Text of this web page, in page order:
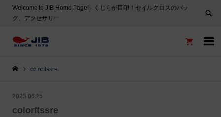
Welcome to JIB Home Page! ‐ くじらが目印！セイルクロスのバッ
グ、アクセサリー


colorftssre
2023.06.25
colorftssre